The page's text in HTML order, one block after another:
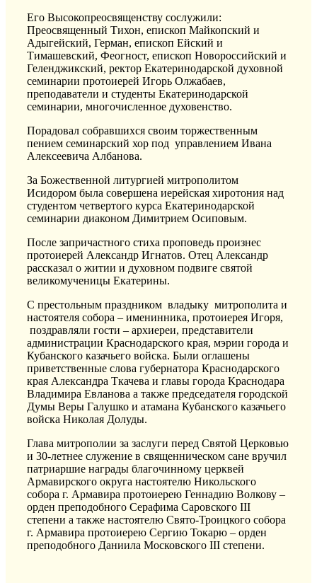
Его Высокопреосвященству сослужили:
Преосвященный Тихон, епископ Майкопский и
Адыгейский, Герман, епископ Ейский и
Тимашевский, Феогност, епископ Новороссийский и
Геленджикский, ректор Екатеринодарской духовной
семинарии протоиерей Игорь Олжабаев,
преподаватели и студенты Екатеринодарской
семинарии, многочисленное духовенство.
Порадовал собравшихся своим торжественным
пением семинарский хор под управлением Ивана
Алексеевича Албанова.
За Божественной литургией митрополитом
Исидором была совершена иерейская хиротония над
студентом четвертого курса Екатеринодарской
семинарии диаконом Димитрием Осиповым.
После запричастного стиха проповедь произнес
протоиерей Александр Игнатов. Отец Александр
рассказал о житии и духовном подвиге святой
великомученицы Екатерины.
С престольным праздником владыку митрополита и
настоятеля собора – именинника, протоиерея Игоря,
поздравляли гости – архиереи, представители
администрации Краснодарского края, мэрии города и
Кубанского казачьего войска. Были оглашены
приветственные слова губернатора Краснодарского
края Александра Ткачева и главы города Краснодара
Владимира Евланова а также председателя городской
Думы Веры Галушко и атамана Кубанского казачьего
войска Николая Долуды.
Глава митрополии за заслуги перед Святой Церковью
и 30-летнее служение в священническом сане вручил
патриаршие награды благочинному церквей
Армавирского округа настоятелю Никольского
собора г. Армавира протоиерею Геннадию Волкову –
орден преподобного Серафима Саровского III
степени а также настоятелю Свято-Троицкого собора
г. Армавира протоиерею Сергию Токарю – орден
преподобного Даниила Московского III степени.